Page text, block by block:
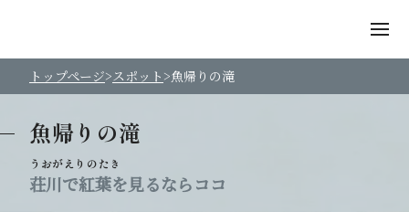
トップページ スポット 魚帰りの滝
魚帰りの滝
荘川で紅葉を見るならココ